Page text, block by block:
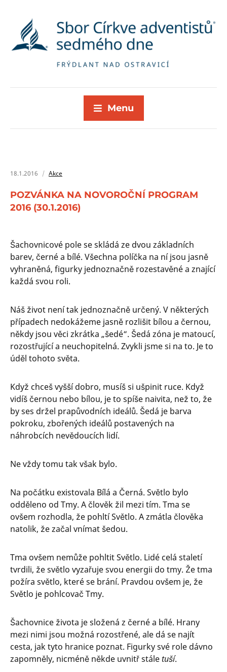
Menu
18.1.2016 Akce
POZVÁNKA NA NOVOROČNÍ PROGRAM
2016 (30.1.2016)
Šachovnicové pole se skládá ze dvou základních
barev, černé a bílé. Všechna políčka na ní jsou jasně
vyhraněná, figurky jednoznačně rozestavěné a znající
každá svou roli.
Náš život není tak jednoznačně určený. V některých
případech nedokážeme jasně rozlišit bílou a černou,
někdy jsou věci zkrátka „šedé“. Šedá zóna je matoucí,
rozostřující a neuchopitelná. Zvykli jsme si na to. Je to
úděl tohoto světa.
Když chceš vyšší dobro, musíš si ušpinit ruce. Když
vidíš černou nebo bílou, je to spíše naivita, než to, že
by ses držel prapůvodních ideálů. Šedá je barva
pokroku, zbořených ideálů postavených na
náhrobcích nevědoucích lidí.
Ne vždy tomu tak však bylo.
Na počátku existovala Bílá a Černá. Světlo bylo
odděleno od Tmy. A člověk žil mezi tím. Tma se
ovšem rozhodla, že pohltí Světlo. A zmátla člověka
natolik, že začal vnímat šedou.
Tma ovšem nemůže pohltit Světlo. Lidé celá staletí
tvrdili, že světlo vyzařuje svou energii do tmy. Že tma
požíra světlo, které se brání. Pravdou ovšem je, že
Světlo je pohlcovač Tmy.
Šachovnice života je složená z černé a bílé. Hrany
mezi nimi jsou možná rozostřené, ale dá se najít
cesta, jak tyto hranice poznat. Figurky své role dávno
zapomněly, nicméně někde uvnitř stáletuší.